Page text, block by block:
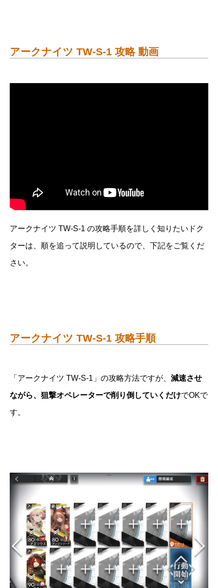
アークナイツ TW-S-1 攻略 動画
アークナイツ TW-S-1 の攻略手順を詳しく知りたいドク
ターは、順を追って説明しているので、下記をご覧くだ
さい。
アークナイツ TW-S-1 攻略手順
「アークナイツ TW-S-1」の攻略方法ですが、 減速させ
ながら、狙撃オペレーターで削り倒していくだけでOKで
す。